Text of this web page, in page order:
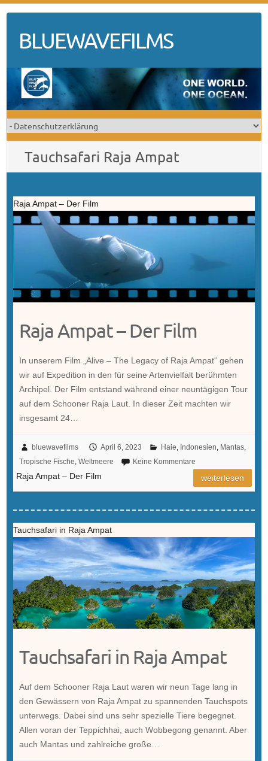
contentBLUEWAVEFILMS
Tauchsafari Raja Ampat
Raja Ampat – Der Film
Raja Ampat – Der Film
In unserem Film „Alive – The Legacy of Raja Ampat“ gehen
wir auf Expedition in den für seine Artenvielfalt berühmten
Archipel. Der Film entstand während einer neuntägigen Tour
auf dem Schooner Raja Laut. In dieser Zeit machten wir
insgesamt 24…
bluewavefilms April 6, 2023 Haie, Indonesien, Mantas,
Tropische Fische, Weltmeere Keine Kommentare
Raja Ampat – Der Film weiterlesen
Tauchsafari in Raja Ampat
Tauchsafari in Raja Ampat
Auf dem Schooner Raja Laut waren wir neun Tage lang in
den Gewässern von Raja Ampat zu spannenden Tauchspots
unterwegs. Dabei sind uns sehr spezielle Tiere begegnet.
Allen voran der Teppichhai, auch Wobbegong genannt. Aber
auch Mantas und zahlreiche große…